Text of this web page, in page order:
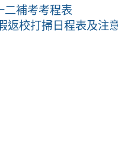
二補考考程表
返校打掃日程表及注